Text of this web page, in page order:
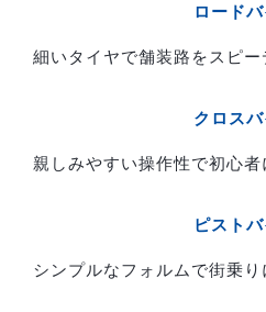
ロード
細いタイヤで舗装路をスピー
クロスバ
親しみやすい操作性で初心者
ピスト
シンプルなフォルムで街乗り